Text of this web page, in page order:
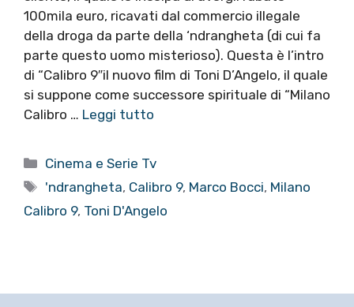
100mila euro, ricavati dal commercio illegale
della droga da parte della ‘ndrangheta (di cui fa
parte questo uomo misterioso). Questa è l’intro
di “Calibro 9″il nuovo film di Toni D’Angelo, il quale
si suppone come successore spirituale di “Milano
Calibro … Leggi tutto
Categorie
Cinema e Serie Tv
Tag
'ndrangheta, Calibro 9, Marco Bocci, Milano
Calibro 9, Toni D'Angelo